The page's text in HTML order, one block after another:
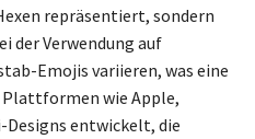
repräsentiert, sondern
der Verwendung auf
Emojis variieren, was eine
Plattformen wie Apple,
Designs entwickelt, die